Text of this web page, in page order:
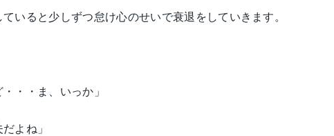
いると少しずつ怠け心のせいで衰退をしていきます。
・・ま、いっか」
よね」